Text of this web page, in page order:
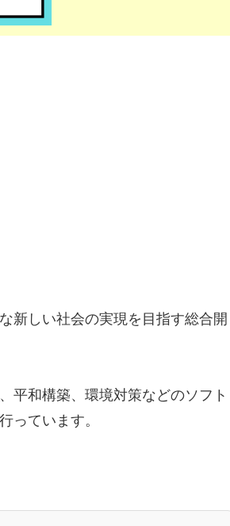
新しい社会の実現を目指す総合開
平和構築、環境対策などのソフト
っています。